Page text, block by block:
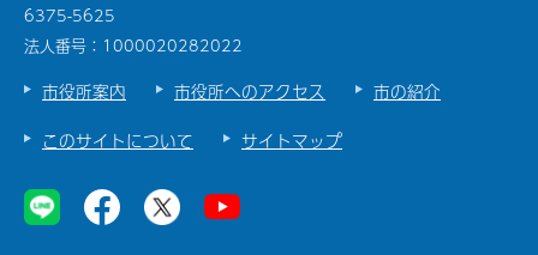
6375-5625
法人番号：1000020282022
市役所案内 市役所へのアクセス
市の紹介
このサイトについて
サイトマップ